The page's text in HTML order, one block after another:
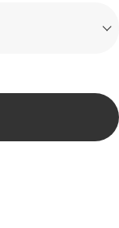
donkergrijs
Rok Dames-